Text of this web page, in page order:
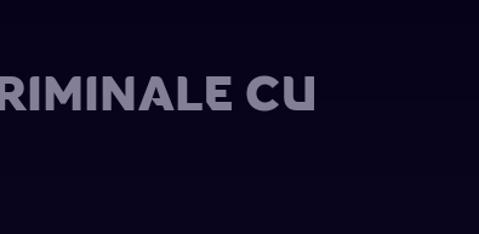
CU